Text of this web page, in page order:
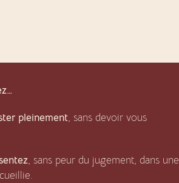
pleinement, sans devoir vous
, sans peur du jugement, dans une